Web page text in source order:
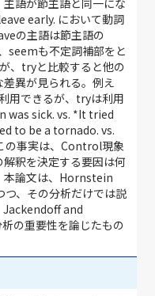
語が節主語と同一にな
early. において動詞
の主語は節主語の
seemも不定詞補部をと
、tryと比較すると他の
異が見られる。例え
用できるが、tryは利用
was sick. vs. *It tried
to be a tornado. vs.
事実は、Control現象
釈を決定する要因は何
本論文は、Hornstein
つ、その分析だけでは説
Jackendoff and
の重要性を論じたもの